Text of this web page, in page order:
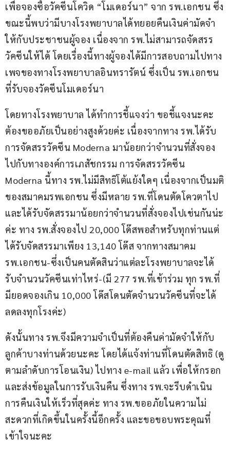
เพื่อจองซื้อวัคซีนโควิด “โมเดอร์นา” จาก รพ.เอกชน ซึ่ง
ขณะนี้พบว่ามีบางโรงพยาบาลได้ทยอยคืนเงินค่ามัดจำ
ให้กับประชาชนผู้จอง เนื่องจาก รพ.ไม่สามารถจัดสรร
วัคซีนให้ได้ โดยเรื่องนี้ทางผู้จองได้มีการสอบถามไปทาง
เพจของทางโรงพยาบาลอินทรารัตน์ ซึ่งเป็น รพ.เอกชน
ที่รับจองวัคซีนโมเดอร์นา
โดยทางโรงพยาบาล ได้ทำการชี้แจงว่า ขอชี้แจงนะคะ
ต้องขออภัยเป็นอย่างสูงด้วยค่ะ เนื่องจากทาง รพ.ได้รับ
การจัดสรรวัคซีน Moderna มาน้อยกว่าจำนวนที่สั่งจอง
ไปกับทางองค์การเภสัชกรรม การจัดสรรวัคซีน
Moderna นี้ทาง รพ.ไม่มีสิทธิโต้แย้งใดๆ เนื่องจากเป็นมติ
ของสมาคมรพเอกชน ซึ่งมีหลาย รพ.ที่โดนตัดโควตาไป
และได้รับจัดสรรมาน้อยกว่าจำนวนที่สั่งจองไปเช่นกันน่ะ
ค่ะ ทาง รพ.สั่งจองไป 20,000 โด๊สพอสำหรับทุกท่านแต่
ได้รับจัดสรรมาเพียง 13,140 โด๊ส จากทางสมาคม
รพ.เอกชน-ซึ่งเป็นคนตัดสินว่าแต่ละโรงพยาบาลจะได้
รับจำนวนวัคซีนเท่าไหร่-(มี 277 รพ.ที่เข้าร่วม ทุก รพ.ที่
มียอดจองเกิน 10,000 โด๊สโดนตัดจำนวนวัคซีนที่จะได้
ลดลงทุกโรงค่ะ)
ดังนั้นทาง รพ.จึงมีความจำเป็นที่ต้องคืนค่ามัดจำให้กับ
ลูกค้าบางท่านด้วยนะคะ โดยได้แจ้งท่านที่โดนตัดสิทธิ (ดู
ตามลำดับการโอนเงิน) ไปทาง e-mail แล้ว เพื่อให้กรอก
และส่งข้อมูลในการรับเงินคืน ซึ่งทาง รพ.จะรีบดำเนิน
การคืนเงินให้เร็วที่สุดค่ะ ทาง รพ.ขออภัยในความไม่
สะดวกที่เกิดขึ้นในครั้งนี้อีกครั้ง และขอขอบพระคุณที่
เข้าใจนะคะ